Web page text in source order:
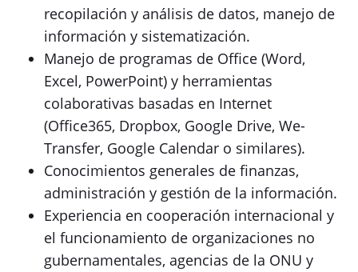
recopilación y análisis de datos, manejo de
información y sistematización.
Manejo de programas de Office (Word,
Excel, PowerPoint) y herramientas
colaborativas basadas en Internet
(Office365, Dropbox, Google Drive, We-
Transfer, Google Calendar o similares).
Conocimientos generales de finanzas,
administración y gestión de la información.
Experiencia en cooperación internacional y
el funcionamiento de organizaciones no
gubernamentales, agencias de la ONU y